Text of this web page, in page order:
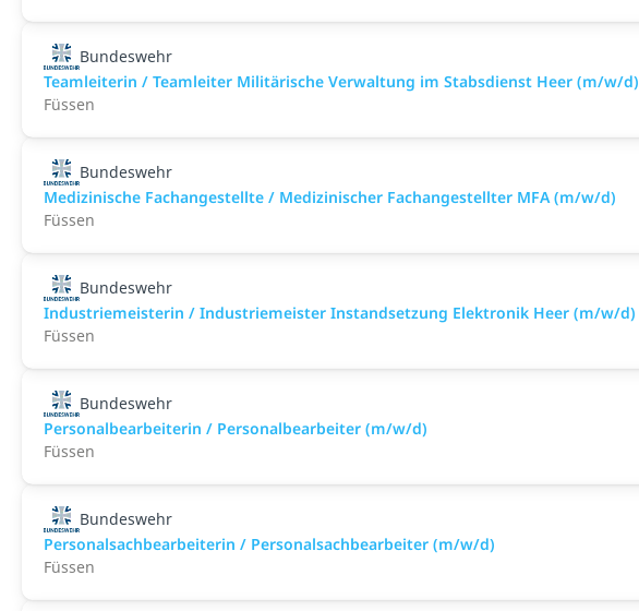
Bundeswehr
Teamleiterin / Teamleiter Militärische Verwaltung im Stabsdienst Heer (m/w/d)
Füssen
Bundeswehr
Medizinische Fachangestellte / Medizinischer Fachangestellter MFA (m/w/d)
Füssen
Bundeswehr
Industriemeisterin / Industriemeister Instandsetzung Elektronik Heer (m/w/d)
Füssen
Bundeswehr
Personalbearbeiterin / Personalbearbeiter (m/w/d)
Füssen
Bundeswehr
Personalsachbearbeiterin / Personalsachbearbeiter (m/w/d)
Füssen